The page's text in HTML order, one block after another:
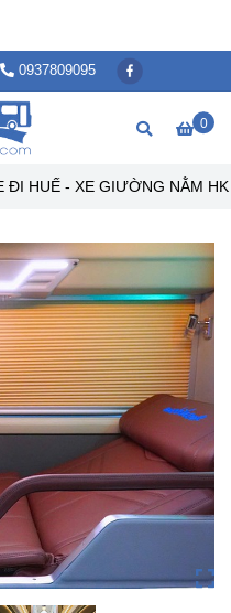
0937809095
0
ĐI HUẾ - XE GIƯỜNG NẰM